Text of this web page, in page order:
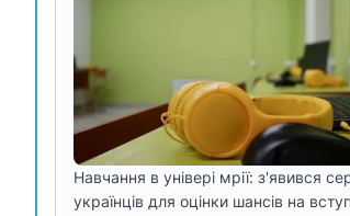
Навчання в універі мрії: з'явився
українців для оцінки шансів на вступ